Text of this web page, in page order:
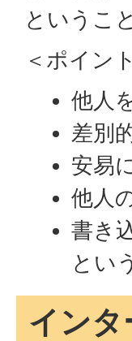
というこ
＜ポイン
他人
差別
安易
他人
書き
とい
インタ